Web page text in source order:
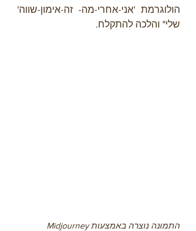
שלי" והלכה להתקלח.
התמונה נוצרה באמצעות Midjourney